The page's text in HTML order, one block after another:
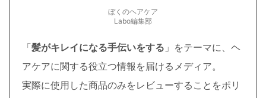
ぼくのヘアケア
Labo編集部
「髪がキレイになる手伝いをする 」をテーマに、ヘ
アケアに関する役立つ情報を届けるメディア。
実際に使用した商品のみをレビューすることをポリ